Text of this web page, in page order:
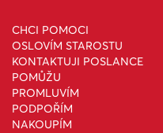
CHCI POMOCI
OSLOVÍM STAROSTU
KONTAKTUJI POSLANCE
POMŮŽU
PROMLUVÍM
PODPOŘÍM
NAKOUPÍM